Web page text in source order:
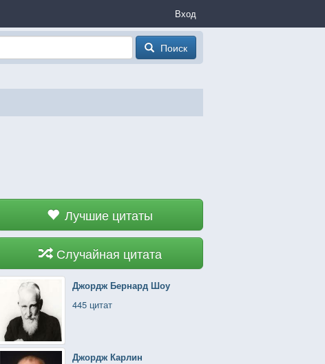
Вход
Поиск
Лучшие цитаты
Случайная цитата
Джордж Бернард Шоу
445 цитат
Джордж Карлин